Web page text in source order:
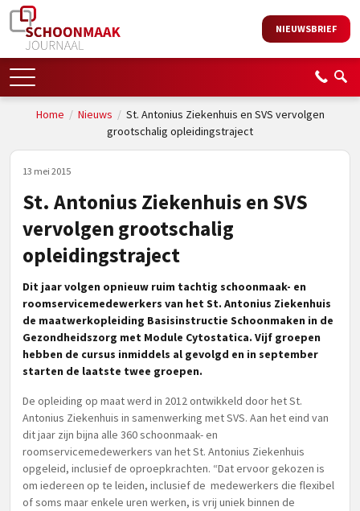
NIEUWSBRIEF
Home / Nieuws / St. Antonius Ziekenhuis en SVS vervolgen
grootschalig opleidingstraject
13 mei 2015
St. Antonius Ziekenhuis en SVS
vervolgen grootschalig
opleidingstraject
Dit jaar volgen opnieuw ruim tachtig schoonmaak- en
roomservicemedewerkers van het St. Antonius Ziekenhuis
de maatwerkopleiding Basisinstructie Schoonmaken in de
Gezondheidszorg met Module Cytostatica. Vijf groepen
hebben de cursus inmiddels al gevolgd en in september
starten de laatste twee groepen.
De opleiding op maat werd in 2012 ontwikkeld door het St.
Antonius Ziekenhuis in samenwerking met SVS. Aan het eind van
dit jaar zijn bijna alle 360 schoonmaak- en
roomservicemedewerkers van het St. Antonius Ziekenhuis
opgeleid, inclusief de oproepkrachten. “Dat ervoor gekozen is
om iedereen op te leiden, inclusief de medewerkers die flexibel
of soms maar enkele uren werken, is vrij uniek binnen de